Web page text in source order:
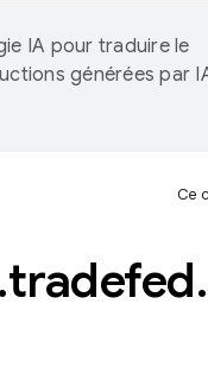
IA pour traduire le
générées par
Ce
.tradefed.